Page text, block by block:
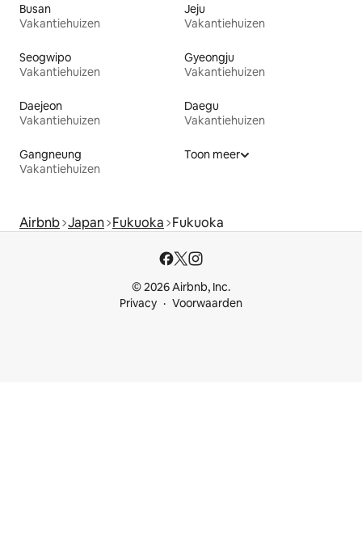
Busan
Vakantiehuizen
Jeju
Vakantiehuizen
Seogwipo
Vakantiehuizen
Gyeongju
Vakantiehuizen
Daejeon
Vakantiehuizen
Daegu
Vakantiehuizen
Gangneung
Vakantiehuizen
Toon meer
Airbnb Japan Fukuoka Fukuoka
© 2026 Airbnb, Inc.
Privacy
Voorwaarden